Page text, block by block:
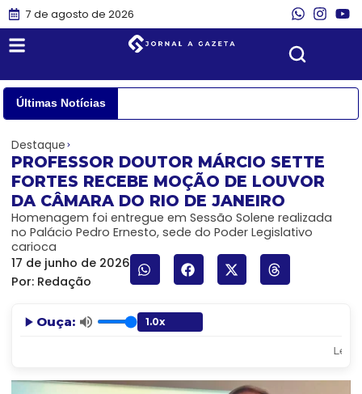
7 de agosto de 2026
Últimas Notícias
Destaque
PROFESSOR DOUTOR MÁRCIO SETTE
FORTES RECEBE MOÇÃO DE LOUVOR
DA CÂMARA DO RIO DE JANEIRO
Homenagem foi entregue em Sessão Solene realizada
no Palácio Pedro Ernesto, sede do Poder Legislativo
carioca
17 de junho de 2026
Por: Redação
Ouça: